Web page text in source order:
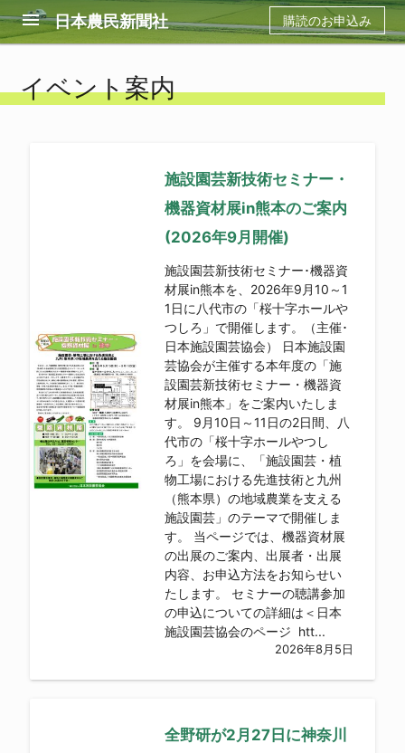
menu 日本農民新聞社 購読のお申込み
イベント案内
施設園芸新技術セミナー・
機器資材展in熊本のご案内
(2026年9月開催)
施設園芸新技術セミナー･機器資
材展in熊本を、2026年9月10～1
1日に八代市の「桜十字ホールや
つしろ」で開催します。（主催･
日本施設園芸協会） 日本施設園
芸協会が主催する本年度の「施
設園芸新技術セミナー・機器資
材展in熊本」をご案内いたしま
す。 9月10日～11日の2日間、八
代市の「桜十字ホールやつし
ろ」を会場に、「施設園芸・植
物工場における先進技術と九州
（熊本県）の地域農業を支える
施設園芸」のテーマで開催しま
す。 当ページでは、機器資材展
の出展のご案内、出展者・出展
内容、お申込方法をお知らせい
たします。 セミナーの聴講参加
の申込についての詳細は＜日本
施設園芸協会のページ htt...
2026年8月5日
全野研が2月27日に神奈川